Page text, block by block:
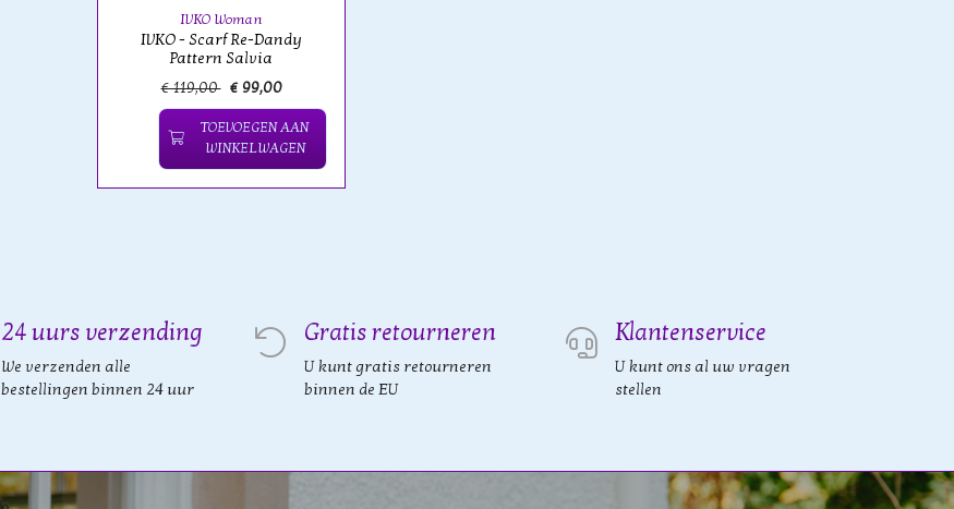
IVKO Woman
IVKO - Scarf Re-Dandy
Pattern Salvia
€ 119,00 € 99,00
TOEVOEGEN AAN
WINKELWAGEN
24 uurs verzending
We verzenden alle
bestellingen binnen 24 uur
Gratis retourneren
U kunt gratis retourneren
binnen de EU
Klantenservice
U kunt ons al uw vragen
stellen